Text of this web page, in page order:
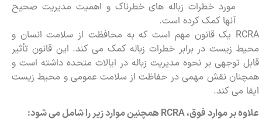
مورد خطرات زباله های خطرناک و اهمیت مدیریت صحیح
آنها کمک کرده است.
RCRA یک قانون مهم است که به محافظت از سلامت انسان و
محیط زیست در برابر خطرات زباله کمک می کند. این قانون تأثیر
قابل توجهی بر نحوه مدیریت زباله در ایالات متحده داشته است و
همچنان نقش مهمی در حفاظت از سلامت عمومی و محیط زیست
ایفا می کند.
علاوه بر موارد فوق،RCRAهمچنین موارد زیر را شامل می شود: